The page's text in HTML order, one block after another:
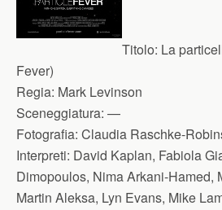
Titolo: La
Fever)
Regia: Mark Levinson
Sceneggiatura: —
Fotografia: Claudia Raschke-
Interpreti: David Kaplan, Fabiola
Dimopoulos, Nima Arkani-Hamed,
Martin Aleksa, Lyn Evans, Mike